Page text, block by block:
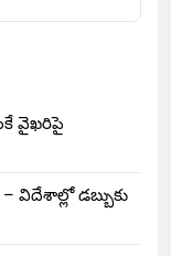
వైఖరిపై
డబ్బుకు